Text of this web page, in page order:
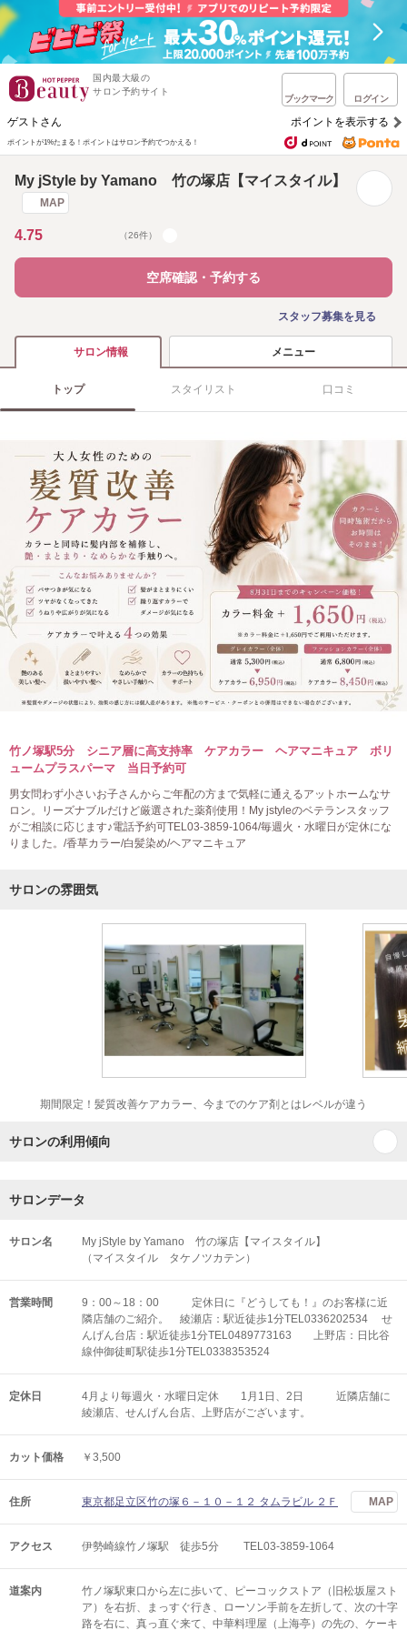
国内最大級の
サロン予約サイト
ブックマーク ログイン
ゲストさん ポイントを表示する
ポイントが1%たまる！ ポイントはサロン予約でつかえる！
My jStyle by Yamano 竹の塚店【マイスタイル】
MAP
4.75 （26件）
空席確認・予約する
スタッフ募集を見る
サロン情報 メニュー
トップ スタイリスト 口コミ
竹ノ塚駅5分 シニア層に高支持率 ケアカラー ヘアマニキュア ボリ
ュームプラスパーマ 当日予約可
男女問わず小さいお子さんからご年配の方まで気軽に通えるアットホームなサ
ロン。リーズナブルだけど厳選された薬剤使用！My jstyleのベテランスタッフ
がご相談に応じます♪電話予約可TEL03-3859-1064/毎週火・水曜日が定休にな
りました。/香草カラー/白髪染め/ヘアマニキュア
サロンの雰囲気
期間限定！髪質改善ケアカラー、今までのケア剤とはレベルが違う
サロンの利用傾向
サロンデータ
サロン名
My jStyle by Yamano 竹の塚店【マイスタイル】
（マイスタイル タケノツカテン）
営業時間
9：00～18：00 定休日に『どうしても！』のお客様に近
隣店舗のご紹介。 綾瀬店：駅近徒歩1分TEL0336202534 せ
んげん台店：駅近徒歩1分TEL0489773163 上野店：日比谷
線仲御徒町駅徒歩1分TEL0338353524
定休日
4月より毎週火・水曜日定休 1月1日、2日 近隣店舗に
綾瀬店、せんげん台店、上野店がございます。
カット価格 ￥3,500
住所 東京都足立区竹の塚６－１０－１２ タムラビル ２Ｆ MAP
アクセス 伊勢崎線竹ノ塚駅 徒歩5分 TEL03-3859-1064
道案内
竹ノ塚駅東口から左に歩いて、ピーコックストア（旧松坂屋スト
ア）を右折、まっすぐ行き、ローソン手前を左折して、次の十字
路を右に、真っ直ぐ来て、中華料理屋（上海亭）の先の、ケーキ